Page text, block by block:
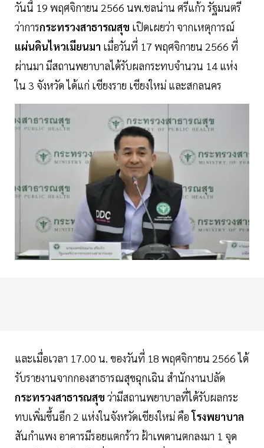
วันนี้ 19 พฤศจิกายน 2566 นพ.ชลน่าน ศรีแก้ว รัฐมนตรี
ว่าการกระทรวงสาธารณสุข เปิดเผยว่า จากเหตุการณ์
แผ่นดินไหวเมียนมา เมื่อวันที่ 17 พฤศจิกายน 2566 ที่
ผ่านมา มีสถานพยาบาลได้รับผลกระทบจำนวน 14 แห่ง
ใน 3 จังหวัด ได้แก่ เชียงราย เชียงใหม่ และสกลนคร
และเมื่อเวลา 17.00 น. ของวันที่ 18 พฤศจิกายน 2566 ได้
รับรายงานจากกองสาธารณสุขฉุกเฉิน สำนักงานปลัด
กระทรวงสาธารณสุข ว่ามีสถานพยาบาลที่ได้รับผลกระ
ทบเพิ่มขึ้นอีก 2 แห่งในจังหวัดเชียงใหม่ คือโรงพยาบาล
สันกำแพง อาคารมีรอยแตกร้าว ฝ้าเพดานตกลงมา 1 จุด